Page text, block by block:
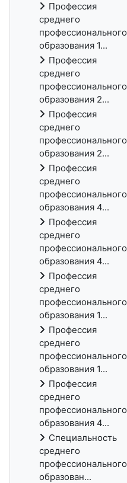
Профессия
среднего
профессионального
образования 1...
Профессия
среднего
профессионального
образования 2...
Профессия
среднего
профессионального
образования 2...
Профессия
среднего
профессионального
образования 4...
Профессия
среднего
профессионального
образования 4...
Профессия
среднего
профессионального
образования 1...
Профессия
среднего
профессионального
образования 1...
Профессия
среднего
профессионального
образования 4...
Специальность
среднего
профессионального
образован...